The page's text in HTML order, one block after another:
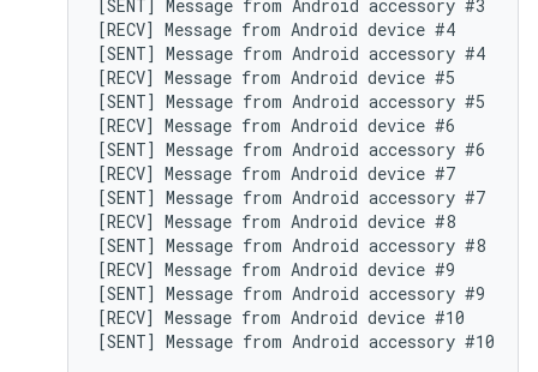
[SENT] Message from Android accessory #3
[RECV] Message from Android device #4
[SENT] Message from Android accessory #4
[RECV] Message from Android device #5
[SENT] Message from Android accessory #5
[RECV] Message from Android device #6
[SENT] Message from Android accessory #6
[RECV] Message from Android device #7
[SENT] Message from Android accessory #7
[RECV] Message from Android device #8
[SENT] Message from Android accessory #8
[RECV] Message from Android device #9
[SENT] Message from Android accessory #9
[RECV] Message from Android device #10